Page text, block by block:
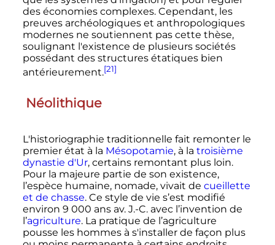
des économies complexes. Cependant, les
preuves archéologiques et anthropologiques
modernes ne soutiennent pas cette thèse,
soulignant l'existence de plusieurs sociétés
possédant des structures étatiques bien
antérieurement.[21]
Néolithique
L'historiographie traditionnelle fait remonter le
premier état à la Mésopotamie, à la troisième
dynastie d'Ur, certains remontant plus loin.
Pour la majeure partie de son existence,
l’espèce humaine, nomade, vivait de cueillette
et de chasse. Ce style de vie s’est modifié
environ 9 000 ans av. J.-C.avec l’invention de
l’agriculture. La pratique de l’agriculture
pousse les hommes à s'installer de façon plus